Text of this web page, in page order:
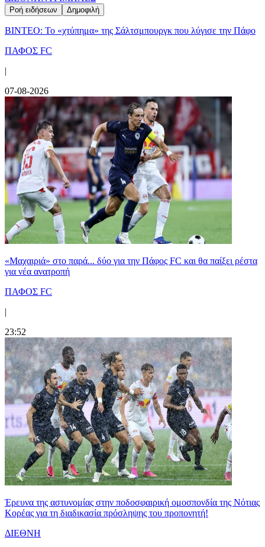
Ροή ειδήσεων Δημοφιλή
ΒΙΝΤΕΟ: Το «χτύπημα» της Σάλτσμπουργκ που λύγισε την Πάφο
ΠΑΦΟΣ FC
|
07-08-2026
«Μαχαιριά» στο παρά... δύο για την Πάφος FC και θα παίξει ρέστα
για νέα ανατροπή
ΠΑΦΟΣ FC
|
23:52
Έρευνα της αστυνομίας στην ποδοσφαιρική ομοσπονδία της Νότιας
Κορέας για τη διαδικασία πρόσληψης του προπονητή!
ΔΙΕΘΝΗ